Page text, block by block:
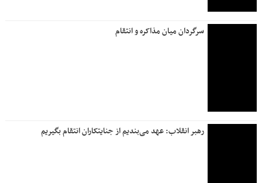
سرگردان میان مذاکره و انتقام
رهبر انقلاب: عهد می‌بندیم از جنایتکاران انتقام بگیریم